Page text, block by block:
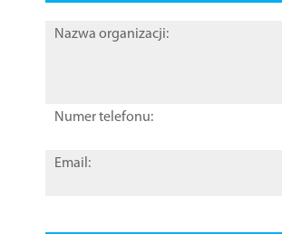
Nazwa organizacji:
Numer telefonu:
Email: